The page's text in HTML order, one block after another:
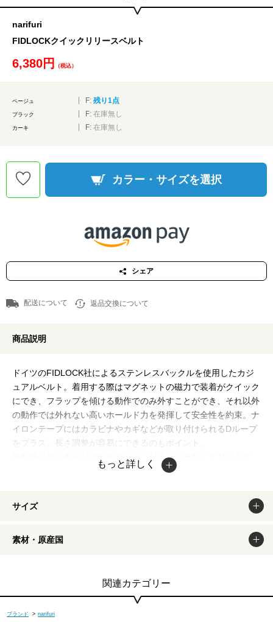
narifuri
FIDLOCKクイックリリースベルト
6,380円 （税込）
ベージュ F: 残り1点
ブラック F: 在庫無し
カーキ F: 在庫無し
カラー・サイズを選択
シェア
配送について 返品交換について
商品説明
ドイツのFIDLOCK社によるステンレスバックルを使用したカジ
ュアルベルト。着用する際はマグネットの磁力で装着がクイック
にでき、フラップを傾ける動作でのみ外すことができ、それ以外
の動作では外れない高いホールド力を発揮して安全性を約束。ナ
イロンテープにはカラビナやカギなどが取り付けられるDループ
をプラス。長さ調整が容易にできるのもポイント。
掲載商品は出来るだけ現物と同じになるよう撮影しております
が、若干色味が違う場合もございます。商品のカラーは、PCデ
もっと詳しく
サイズ
素材・原産国
関連カテゴリー
ブランド > narifuri